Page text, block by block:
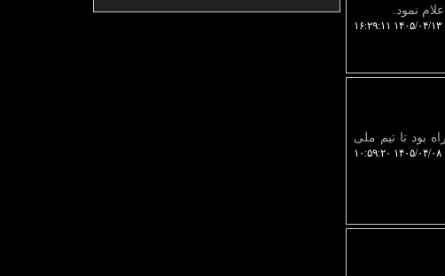
نمود.
۱۴۰۵/۰۴/۱۳ ۱۶:۲۹:۱۱
دیگر همراه بود تا تیم ملی
۱۴۰۵/۰۴/۰۸ ۱۰:۵۹:۲۰